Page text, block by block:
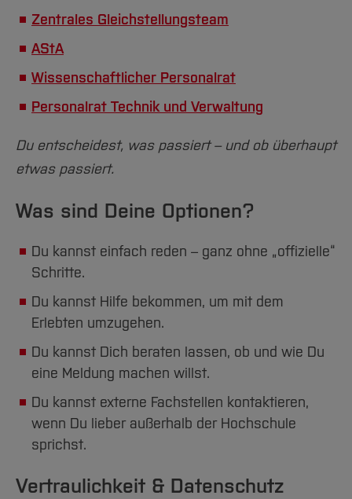
Arbeiten im FB G
Service
Aktuelles
International
Team
Service
BO Shop
Familiengerechte Hochschule
Wahlen
Hochschulbibliothek
Hochschulkommunikation
International Office
Zentrale Studienberatung
Zentrales Gleichstellungsteam
AStA
Wissenschaftlicher Personalrat
Personalrat Technik und Verwaltung
Du entscheidest, was passiert – und ob überhaupt
etwas passiert.
Was sind Deine Optionen?
Du kannst einfach reden – ganz ohne „offizielle“
Schritte.
Du kannst Hilfe bekommen, um mit dem
Erlebten umzugehen.
Du kannst Dich beraten lassen, ob und wie Du
eine Meldung machen willst.
Du kannst externe Fachstellen kontaktieren,
wenn Du lieber außerhalb der Hochschule
sprichst.
Vertraulichkeit & Datenschutz